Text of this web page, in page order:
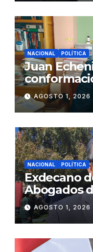
NACIONAL POLÍTICA
Juan
gabinete
Fujimori
AGOSTO 1, 2026
NACIONAL POLÍTICA
Exdecano
Abogados
ciudadana
AGOSTO 1, 2026